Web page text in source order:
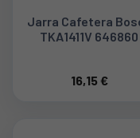
Jarra Cafetera
TKA1411V 646860
16,15 €